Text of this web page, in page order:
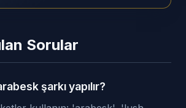
Sorular
şarkı yapılır?